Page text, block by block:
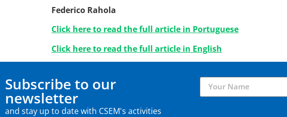
Federico Rahola
Click here to read the full article in Portuguese
Click here to read the full article in English
Subscribe to our
newsletter
and stay up to date with CSEM's activities